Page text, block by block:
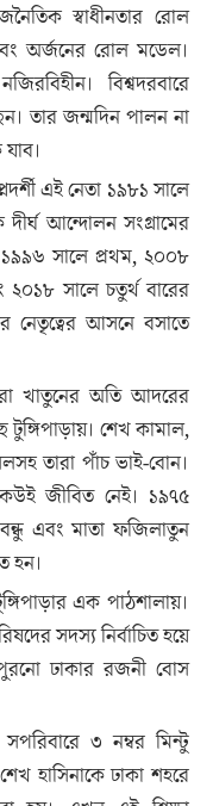
স্বাধীনতার রোল
অর্জনের রোল মডেল।
বিশ্বদরবারে
তার জন্মদিন পালন না
এই নেতা ১৯৮১ সালে
আন্দোলন সংগ্রামের
সালে প্রথম, ২০০৮
২০১৮ সালে চতুর্থ বারের
নেতৃত্বের আসনে বসাতে
খাতুনের অতি আদরের
টুঙ্গিপাড়ায়। শেখ কামাল,
তারা পাঁচ ভাই-বোন।
জীবিত নেই। ১৯৭৫
এবং মাতা ফজিলাতুন
হন।
এক পাঠশালায়।
সদস্য নির্বাচিত হয়ে
ঢাকার রজনী বোস
সপরিবারে ৩ নম্বর মিন্টু
হাসিনাকে ঢাকা শহরে